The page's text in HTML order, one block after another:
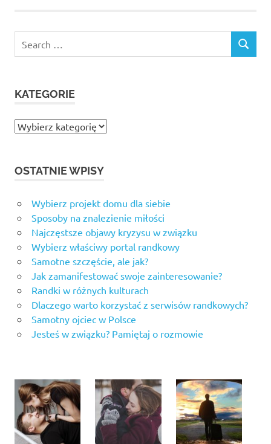
for:
SEARCH
KATEGORIE
Kategorie
OSTATNIE WPISY
Wybierz projekt domu dla siebie
Sposoby na znalezienie miłości
Najczęstsze objawy kryzysu w związku
Wybierz właściwy portal randkowy
Samotne szczęście, ale jak?
Jak zamanifestować swoje zainteresowanie?
Randki w różnych kulturach
Dlaczego warto korzystać z serwisów randkowych?
Samotny ojciec w Polsce
Jesteś w związku? Pamiętaj o rozmowie